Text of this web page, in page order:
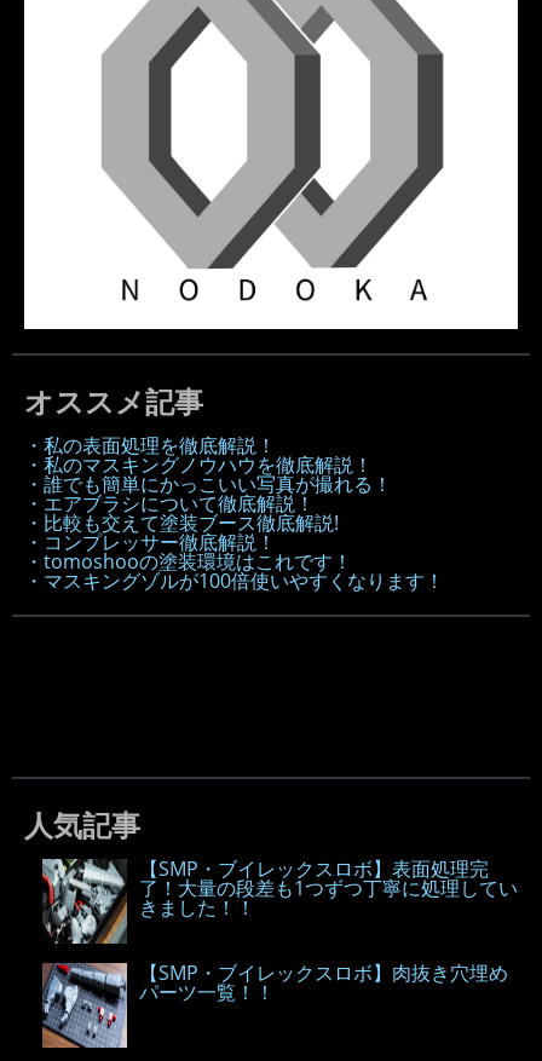
オススメ記事
・私の表面処理を徹底解説！
・私のマスキングノウハウを徹底解説！
・誰でも簡単にかっこいい写真が撮れる！
・エアブラシについて徹底解説！
・比較も交えて塗装ブース徹底解説!
・コンプレッサー徹底解説！
・tomoshooの塗装環境はこれです！
・マスキングゾルが100倍使いやすくなります！
人気記事
【SMP・ブイレックスロボ】表面処理完
了！大量の段差も1つずつ丁寧に処理してい
きました！！
【SMP・ブイレックスロボ】肉抜き穴埋め
パーツ一覧！！